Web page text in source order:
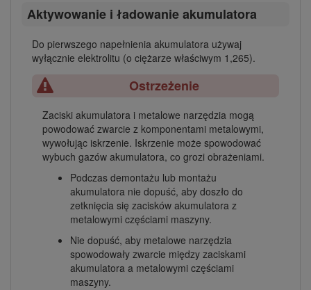
Aktywowanie i ładowanie akumulatora
Do pierwszego napełnienia akumulatora używaj
wyłącznie elektrolitu (o ciężarze właściwym 1,265).
Ostrzeżenie
Zaciski akumulatora i metalowe narzędzia mogą
powodować zwarcie z komponentami metalowymi,
wywołując iskrzenie. Iskrzenie może spowodować
wybuch gazów akumulatora, co grozi obrażeniami.
Podczas demontażu lub montażu
akumulatora nie dopuść, aby doszło do
zetknięcia się zacisków akumulatora z
metalowymi częściami maszyny.
Nie dopuść, aby metalowe narzędzia
spowodowały zwarcie między zaciskami
akumulatora a metalowymi częściami
maszyny.